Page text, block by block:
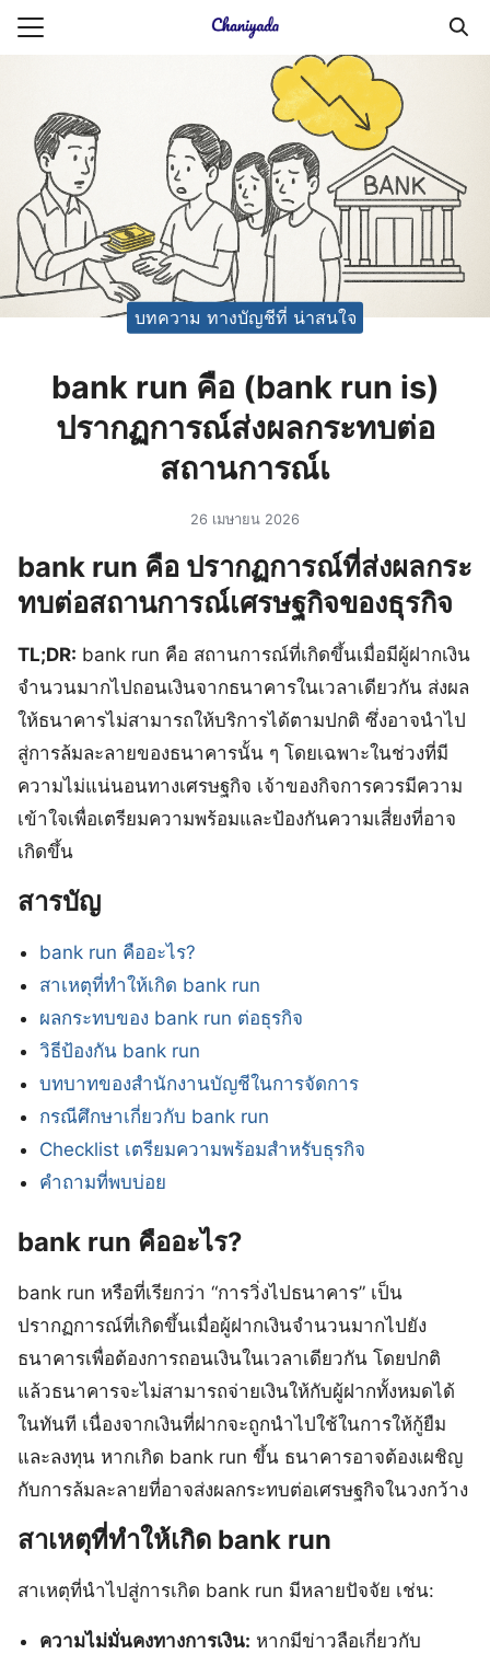
Skip
ยความเป็นส่วนตัว
ญชี (Accounting service)
ญชี (Accounting
บทความ ทางบัญชีที่ น่าสนใจ
bank run คือ (bank run is)
ปรากฏการณ์ส่งผลกระทบต่อ
สถานการณ์เ
26 เมษายน 2026
bank run คือ ปรากฏการณ์ที่ส่งผลกระ
ทบต่อสถานการณ์เศรษฐกิจของธุรกิจ
TL;DR: bank run คือ สถานการณ์ที่เกิดขึ้นเมื่อมีผู้ฝากเงิน
จำนวนมากไปถอนเงินจากธนาคารในเวลาเดียวกัน ส่งผล
ให้ธนาคารไม่สามารถให้บริการได้ตามปกติ ซึ่งอาจนำไป
สู่การล้มละลายของธนาคารนั้น ๆ โดยเฉพาะในช่วงที่มี
ความไม่แน่นอนทางเศรษฐกิจ เจ้าของกิจการควรมีความ
เข้าใจเพื่อเตรียมความพร้อมและป้องกันความเสี่ยงที่อาจ
เกิดขึ้น
สารบัญ
bank run คืออะไร?
สาเหตุที่ทำให้เกิด bank run
ผลกระทบของ bank run ต่อธุรกิจ
วิธีป้องกัน bank run
บทบาทของสำนักงานบัญชีในการจัดการ
กรณีศึกษาเกี่ยวกับ bank run
Checklist เตรียมความพร้อมสำหรับธุรกิจ
คำถามที่พบบ่อย
bank run คืออะไร?
bank run หรือที่เรียกว่า “การวิ่งไปธนาคาร” เป็น
ปรากฏการณ์ที่เกิดขึ้นเมื่อผู้ฝากเงินจำนวนมากไปยัง
ธนาคารเพื่อต้องการถอนเงินในเวลาเดียวกัน โดยปกติ
แล้วธนาคารจะไม่สามารถจ่ายเงินให้กับผู้ฝากทั้งหมดได้
ในทันที เนื่องจากเงินที่ฝากจะถูกนำไปใช้ในการให้กู้ยืม
และลงทุน หากเกิด bank run ขึ้น ธนาคารอาจต้องเผชิญ
กับการล้มละลายที่อาจส่งผลกระทบต่อเศรษฐกิจในวงกว้าง
สาเหตุที่ทำให้เกิด bank run
สาเหตุที่นำไปสู่การเกิด bank run มีหลายปัจจัย เช่น:
ความไม่มั่นคงทางการเงิน: หากมีข่าวลือเกี่ยวกับ